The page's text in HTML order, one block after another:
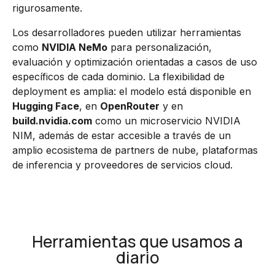
rigurosamente.
Los desarrolladores pueden utilizar herramientas
como NVIDIA NeMo para personalización,
evaluación y optimización orientadas a casos de uso
específicos de cada dominio. La flexibilidad de
deployment es amplia: el modelo está disponible en
Hugging Face, en OpenRouter y en
build.nvidia.com como un microservicio NVIDIA
NIM, además de estar accesible a través de un
amplio ecosistema de partners de nube, plataformas
de inferencia y proveedores de servicios cloud.
Herramientas que usamos a
diario